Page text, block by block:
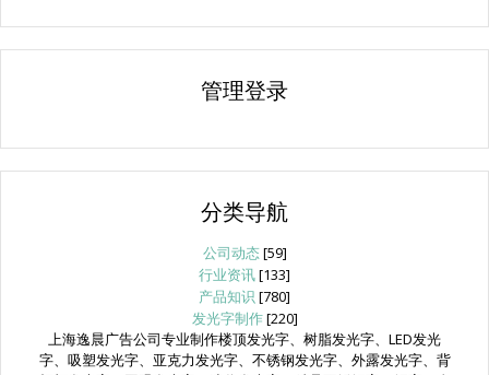
管理登录
分类导航
公司动态[59]
行业资讯[133]
产品知识 [780]
发光字制作[220]
上海逸晨广告公司专业制作楼顶发光字、树脂发光字、LED发光
字、吸塑发光字、亚克力发光字、不锈钢发光字、外露发光字、背